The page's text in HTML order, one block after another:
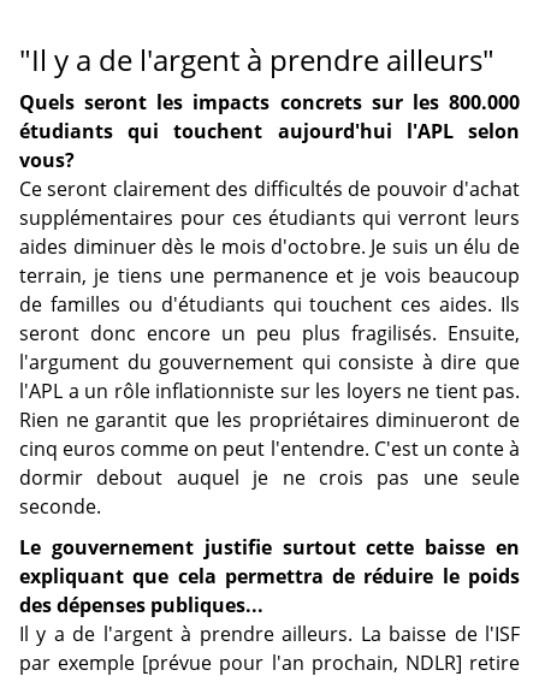
"Il y a de l'argent à prendre ailleurs"
Quels seront les impacts concrets sur les 800.000
étudiants qui touchent aujourd'hui l'APL selon
vous?
Ce seront clairement des difficultés de pouvoir d'achat
supplémentaires pour ces étudiants qui verront leurs
aides diminuer dès le mois d'octobre. Je suis un élu de
terrain, je tiens une permanence et je vois beaucoup
de familles ou d'étudiants qui touchent ces aides. Ils
seront donc encore un peu plus fragilisés. Ensuite,
l'argument du gouvernement qui consiste à dire que
l'APL a un rôle inflationniste sur les loyers ne tient pas.
Rien ne garantit que les propriétaires diminueront de
cinq euros comme on peut l'entendre. C'est un conte à
dormir debout auquel je ne crois pas une seule
seconde.
Le gouvernement justifie surtout cette baisse en
expliquant que cela permettra de réduire le poids
des dépenses publiques...
Il y a de l'argent à prendre ailleurs. La baisse de l'ISF
par exemple [prévue pour l'an prochain, NDLR] retire